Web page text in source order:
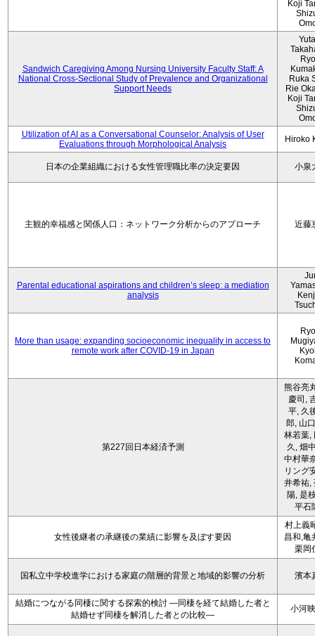
Koji
Sandwich Caregiving Among Nursing University Faculty Staff: A
National Cross-Sectional Study of Prevalence and Organizational
Support Needs
Ruka
Rie
Koji
Utilization of AI as a Conversational Counselor: Analysis of User
Evaluations through Morphological Analysis
Hiroko
日本の企業組織における女性管理職比率の決定要因 小泉
主観的幸福感と関係人口：ネットワーク分析からのアプローチ 近藤
Parental educational aspirations and children’s sleep: a mediation
analysis
More than usage: expanding socioeconomic inequality in access to
remote work after COVID-19 in Japan
第227回日本経済予測
熊谷亮
慶司,
平, 久
郎, 山
林若葉,
久, 畑
中村華
リング
井希祐,
陽, 是
平石
女性後継者の承継後の業績に影響を及ぼす要因
村上義
昌和,亀
栗岡
国私立中学校進学における家庭の階層的背景と地域的影響の分析 濱本
結婚につながる同棲に関する探索的検討 ―同棲を経て結婚した者と
結婚せず同棲を解消した者との比較―
小河